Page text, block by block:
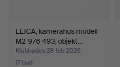
LEICA, kamerahus modell
M2-976 493, objekt…
Klubbades 28 feb 2026
17 bud